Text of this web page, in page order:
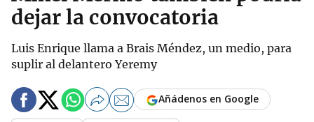
dejar la convocatoria
Luis Enrique llama a Brais Méndez, un medio, para
suplir al delantero Yeremy
Añádenos en Google